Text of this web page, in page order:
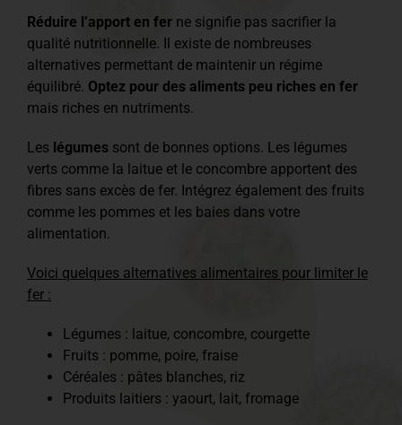
Réduire l’apport en fer ne signifie pas sacrifier la
qualité nutritionnelle. Il existe de nombreuses
alternatives permettant de maintenir un régime
équilibré. Optez pour des aliments peu riches en fer
mais riches en nutriments.
Les légumes sont de bonnes options. Les légumes
verts comme la laitue et le concombre apportent des
fibres sans excès de fer. Intégrez également des fruits
comme les pommes et les baies dans votre
alimentation.
Voici quelques alternatives alimentaires pour limiter le
fer :
Légumes : laitue, concombre, courgette
Fruits : pomme, poire, fraise
Céréales : pâtes blanches, riz
Produits laitiers : yaourt, lait, fromage